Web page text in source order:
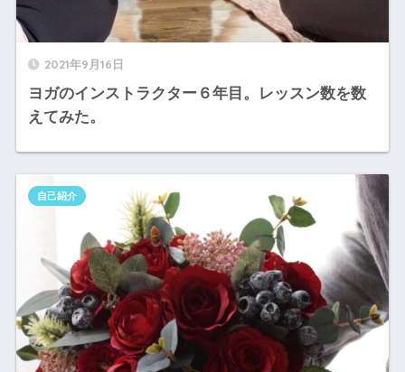
2021年9月16日
ヨガのインストラクター６年目。レッスン数を数
えてみた。
自己紹介